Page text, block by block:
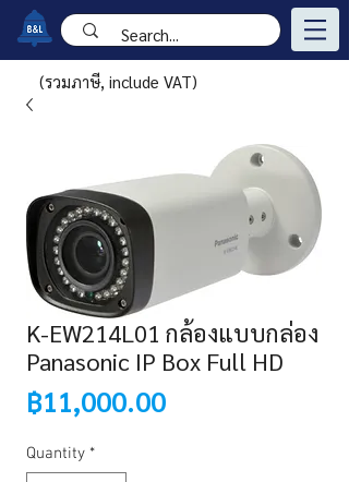
K-EW214L01 กล้องแบบกล่อง
Panasonic IP Box Full HD
฿11,000.00Price
Quantity *
(รวมภาษี, include VAT)